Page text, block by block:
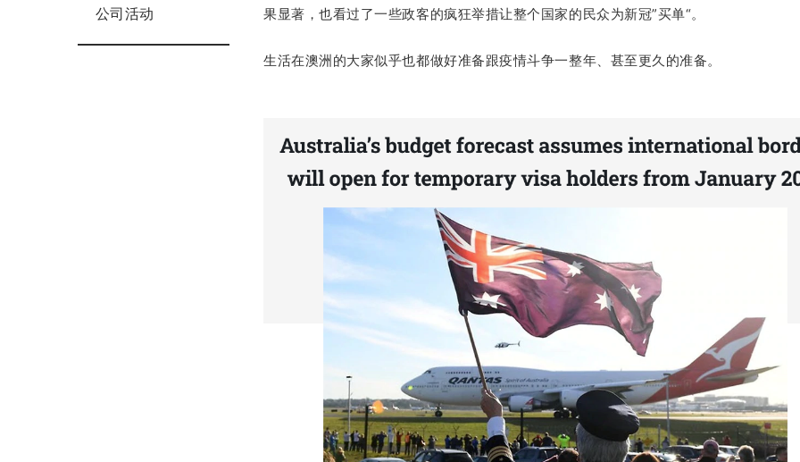
公司活动
果显著，也看过了一些政客的疯狂举措让整个国家的民众为新冠”买单“。
生活在澳洲的大家似乎也都做好准备跟疫情斗争一整年、甚至更久的准备。